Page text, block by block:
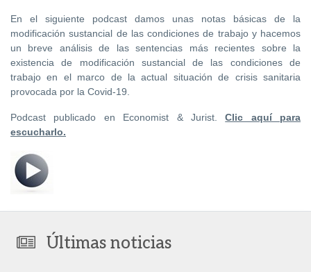
En el siguiente podcast damos unas notas básicas de la
modificación sustancial de las condiciones de trabajo y hacemos
un breve análisis de las sentencias más recientes sobre la
existencia de modificación sustancial de las condiciones de
trabajo en el marco de la actual situación de crisis sanitaria
provocada por la Covid-19.
Podcast publicado en Economist & Jurist.Clic aquí para
escucharlo.
Últimas noticias